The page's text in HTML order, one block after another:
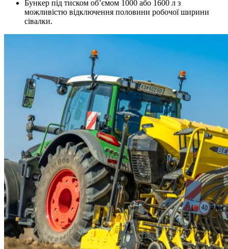
Бункер під тиском об’ємом 1000 або 1600 л з
можливістю відключення половини робочої ширини
сівалки.